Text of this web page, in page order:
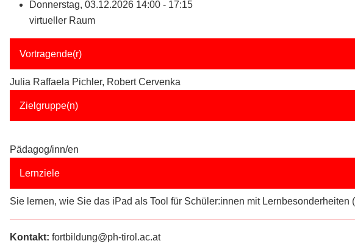
Donnerstag, 03.12.2026 14:00 - 17:15
virtueller Raum
Vortragende(r)
Julia Raffaela Pichler, Robert Cervenka
Zielgruppe(n)
Pädagog/inn/en
Lernziele
Sie lernen, wie Sie das iPad als Tool für Schüler:innen mit Lernbesonderheiten
Kontakt: fortbildung@ph-tirol.ac.at